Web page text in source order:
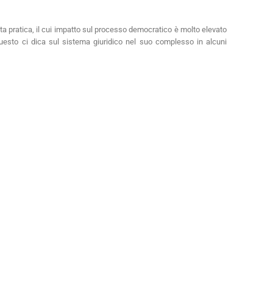
pratica, il cui impatto sul processo democratico è molto elevato
ci dica sul sistema giuridico nel suo complesso in alcuni